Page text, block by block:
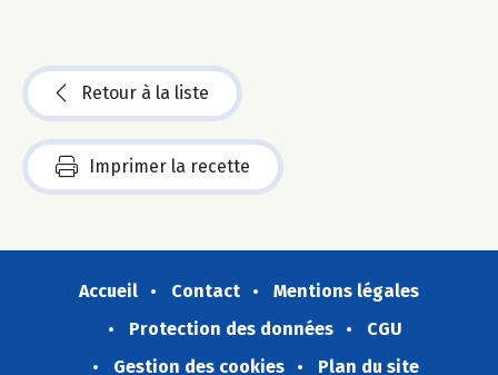
Retour à la liste
Imprimer la recette
Accueil Contact
Mentions légales
Protection des données
CGU
Gestion des cookies
Plan du site